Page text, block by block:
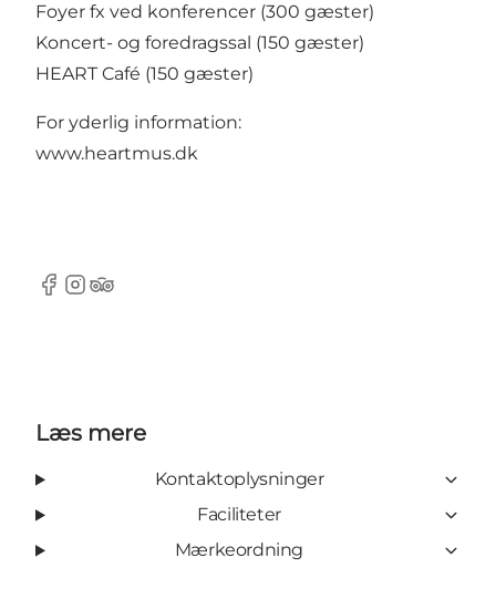
Foyer fx ved konferencer (300 gæster)
Koncert- og foredragssal (150 gæster)
HEART Café (150 gæster)
For yderlig information:
www.heartmus.dk
Facebook
Instagram
Tripadvisor
Læs mere
Kontaktoplysninger
Faciliteter
Mærkeordning